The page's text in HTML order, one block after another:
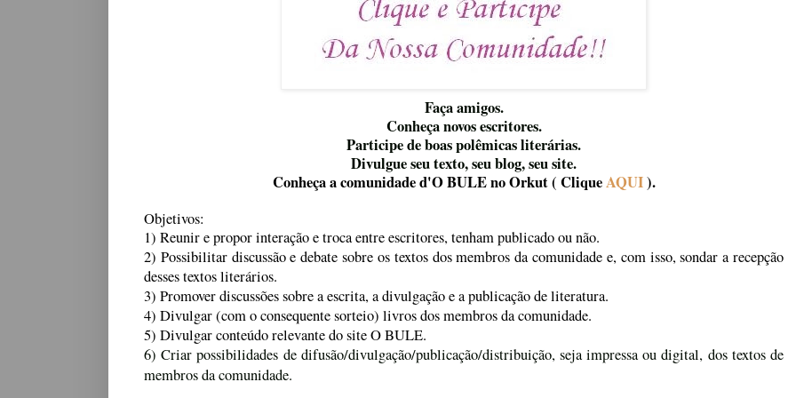
Faça amigos.
Conheça novos escritores.
Participe de boas polêmicas literárias.
Divulgue seu texto, seu blog, seu site.
Conheça a comunidade d'O BULE no Orkut ( CliqueAQUI).
Objetivos:
1) Reunir e propor interação e troca entre escritores, tenham publicado ou não.
2) Possibilitar discussão e debate sobre os textos dos membros da comunidade e, com isso, sondar a recepção
desses textos literários.
3) Promover discussões sobre a escrita, a divulgação e a publicação de literatura.
4) Divulgar (com o consequente sorteio) livros dos membros da comunidade.
5) Divulgar conteúdo relevante do site O BULE.
6) Criar possibilidades de difusão/divulgação/publicação/distribuição, seja impressa ou digital, dos textos de
membros da comunidade.